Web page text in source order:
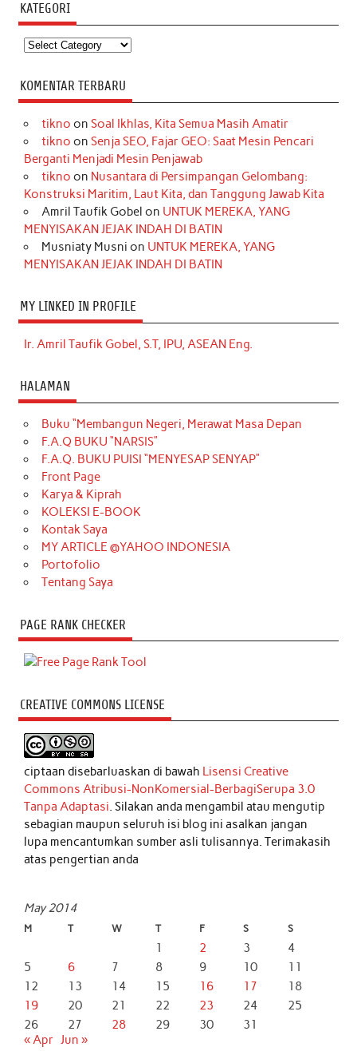
KATEGORI
Kategori
KOMENTAR TERBARU
tikno on Soal Ikhlas, Kita Semua Masih Amatir
tikno on Senja SEO, Fajar GEO: Saat Mesin Pencari
Berganti Menjadi Mesin Penjawab
tikno on Nusantara di Persimpangan Gelombang:
Konstruksi Maritim, Laut Kita, dan Tanggung Jawab Kita
Amril Taufik Gobel on UNTUK MEREKA, YANG
MENYISAKAN JEJAK INDAH DI BATIN
Musniaty Musni on UNTUK MEREKA, YANG
MENYISAKAN JEJAK INDAH DI BATIN
MY LINKED IN PROFILE
Ir. Amril Taufik Gobel, S.T, IPU, ASEAN Eng.
HALAMAN
Buku “Membangun Negeri, Merawat Masa Depan
F.A.Q BUKU “NARSIS”
F.A.Q. BUKU PUISI “MENYESAP SENYAP”
Front Page
Karya & Kiprah
KOLEKSI E-BOOK
Kontak Saya
MY ARTICLE @YAHOO INDONESIA
Portofolio
Tentang Saya
PAGE RANK CHECKER
CREATIVE COMMONS LICENSE
ciptaan disebarluaskan di bawah Lisensi Creative
Commons Atribusi-NonKomersial-BerbagiSerupa 3.0
Tanpa Adaptasi. Silakan anda mengambil atau mengutip
sebagian maupun seluruh isi blog ini asalkan jangan
lupa mencantumkan sumber asli tulisannya. Terimakasih
atas pengertian anda
May 2014
M T W T F S S
1 2 3
4
5
6 7 8 9 10
11
12
13 14 15 16 17
18
19
20 21 22 23 24
25
26
27 28 29 30
31
« Apr Jun »